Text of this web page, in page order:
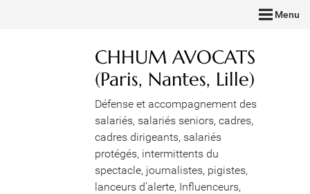
Menu
CHHUM AVOCATS
(Paris, Nantes, Lille)
Défense et accompagnement des
salariés, salariés seniors, cadres,
cadres dirigeants, salariés
protégés, intermittents du
spectacle, journalistes, pigistes,
lanceurs d'alerte, Influenceurs,